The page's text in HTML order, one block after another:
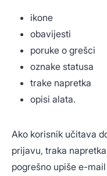
ikone
obavijesti
poruke o grešci
oznake statusa
trake napretka
opisi alata.
Ako korisnik učitava
prijavu, traka
pogrešno upiše e-